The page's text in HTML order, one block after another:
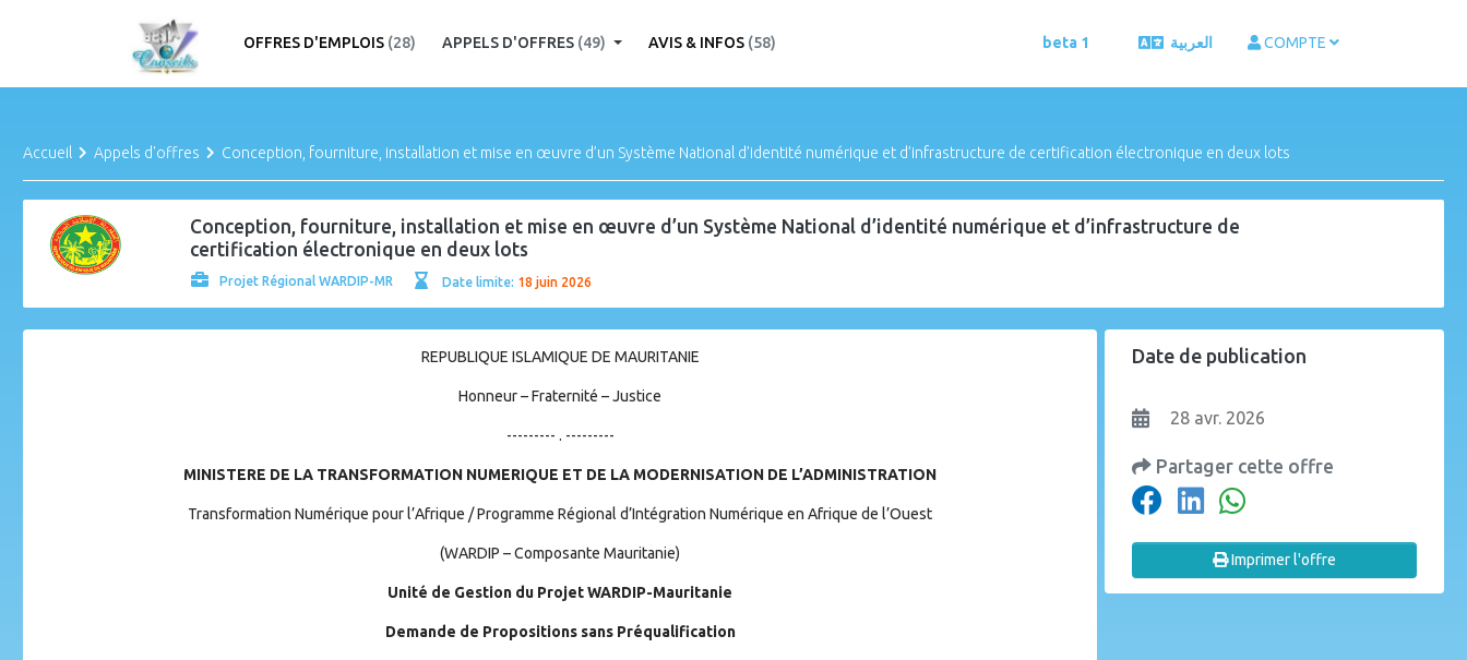
OFFRES D'EMPLOIS (28) APPELS D'OFFRES (49) AVIS & INFOS (58) beta 1 العربية COMPTE
Accueil Appels d'offres Conception, fourniture, installation et mise en œuvre d’un Système National d’identité numérique et d’infrastructure de certification électronique en deux lots
Conception, fourniture, installation et mise en œuvre d’un Système National d’identité numérique et d’infrastructure de
certification électronique en deux lots
Projet Régional WARDIP-MR Date limite: 18 juin 2026
REPUBLIQUE ISLAMIQUE DE MAURITANIE
Honneur – Fraternité – Justice
--------- . ---------
MINISTERE DE LA TRANSFORMATION NUMERIQUE ET DE LA MODERNISATION DE L’ADMINISTRATION
Transformation Numérique pour l’Afrique / Programme Régional d’Intégration Numérique en Afrique de l’Ouest
(WARDIP – Composante Mauritanie)
Unité de Gestion du Projet WARDIP-Mauritanie
Demande de Propositions sans Préqualification
Date de publication
28 avr. 2026
Partager cette offre
Imprimer l'offre